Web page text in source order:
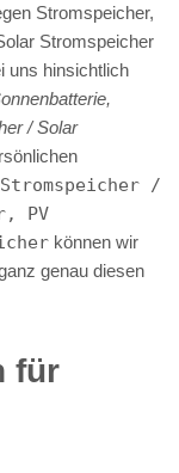
Stromspeicher,
Stromspeicher
uns hinsichtlich
/ Solar
/
PV
können wir
genau diesen
für